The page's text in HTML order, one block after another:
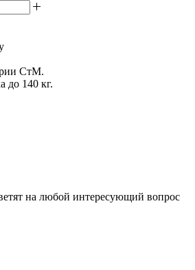
СтМ.
до 140 кг.
на любой интересующий вопрос